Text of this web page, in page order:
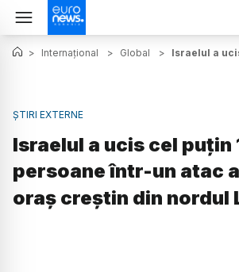
> Internațional > Global > Israelul a
ȘTIRI EXTERNE
Israelul a ucis cel puțin
persoane într-un atac
oraș creștin din nordul